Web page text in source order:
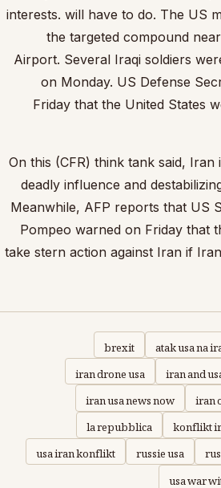
interests. will have to do. The US
the targeted compound
Airport. Several Iraqi soldiers
on Monday. US Defense
Friday that the United States
On this (CFR) think tank said, Iran
deadly influence and
Meanwhile, AFP reports that US
Pompeo warned on Friday that
take stern action against Iran if
atak usa na
brexit
iran and
iran drone usa
iran
iran usa news now
konflikt
la repubblica
russie usa
usa iran konflikt
usa war